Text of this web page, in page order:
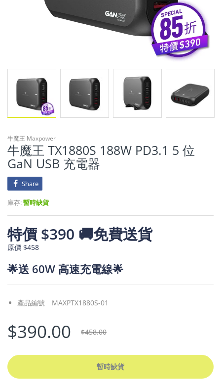
牛魔王 Maxpower
牛魔王 TX1880S 188W PD3.1 5 位
GaN USB 充電器
Share
庫存:暫時缺貨
特價 $390 🚚免費送貨
原價 $458
🌟送 60W 高速充電線🌟
產品編號 MAXPTX1880S-01
$390.00 $458.00
暫時缺貨